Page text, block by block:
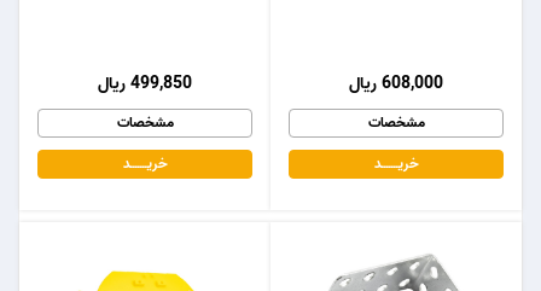
499,850 ریال
مشخصات
خریـــــــد
608,000 ریال
مشخصات
خریـــــــد